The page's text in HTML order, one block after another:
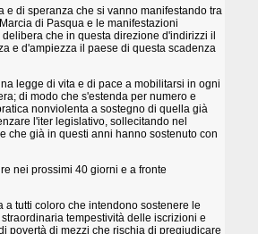
e di speranza che si vanno manifestando tra
di Pasqua e le manifestazioni
che in questa direzione d'indirizzi il
e d'ampiezza il paese di questa scadenza
legge di vita e di pace a mobilitarsi in ogni
di modo che s'estenda per numero e
nonviolenta a sostegno di quella già
l'iter legislativo, sollecitando nel
che già in questi anni hanno sostenuto con
nei prossimi 40 giorni e a fronte
tutti coloro che intendono sostenere le
tempestività delle iscrizioni e
povertà di mezzi che rischia di pregiudicare